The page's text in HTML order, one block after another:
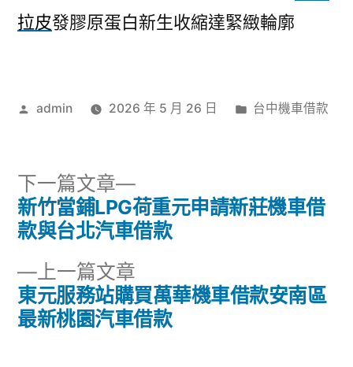
拉皮發膠原蛋白新生收縮達緊緻輪廓
作
admin 2026 年 5 月 26 日
分
台中機車借款
文
導
覽
上一篇文章
一
篇
東元服務站購買萬華機車借款安南區
最新桃園汽車借款
下一篇文章
下
一
篇
新竹當鋪LPG荷重元申請新莊機車借
款與台北汽車借款